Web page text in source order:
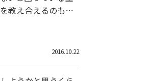
教え合えるのも、
2016.10.22